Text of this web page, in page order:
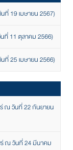
ที่ 19 เมษายน 2567)
ที่ 11 ตุลาคม 2566)
ที่ 25 เมษายน 2566)
ณ วันที่ 22 กันยายน
ณ วันที่ 24 มีนาคม